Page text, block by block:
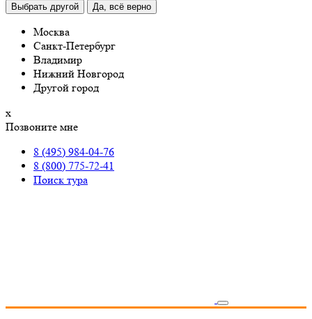
Выбрать другой Да, всё верно
Москва
Санкт-Петербург
Владимир
Нижний Новгород
Другой город
х
Позвоните мне
8 (495) 984-04-76
8 (800) 775-72-41
Поиск тура